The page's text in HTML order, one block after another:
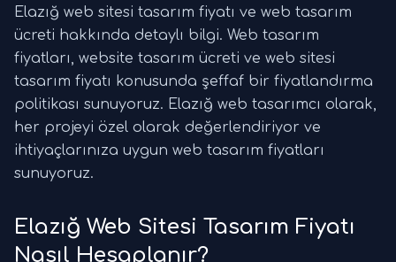
Elazığ web sitesi tasarım fiyatı ve web tasarım
ücreti hakkında detaylı bilgi. Web tasarım
fiyatları, website tasarım ücreti ve web sitesi
tasarım fiyatı konusunda şeffaf bir fiyatlandırma
politikası sunuyoruz. Elazığ web tasarımcı olarak,
her projeyi özel olarak değerlendiriyor ve
ihtiyaçlarınıza uygun web tasarım fiyatları
sunuyoruz.
Elazığ Web Sitesi Tasarım Fiyatı
Nasıl Hesaplanır?